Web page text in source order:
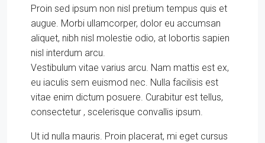
Proin sed ipsum non nisl pretium tempus quis et
augue. Morbi ullamcorper, dolor eu accumsan
aliquet, nibh nisl molestie odio, at lobortis sapien
nisl interdum arcu.
Vestibulum vitae varius arcu. Nam mattis est ex,
eu iaculis sem euismod nec. Nulla facilisis est
vitae enim dictum posuere. Curabitur est tellus,
consectetur , scelerisque convallis ipsum.
Ut id nulla mauris. Proin placerat, mi eget cursus